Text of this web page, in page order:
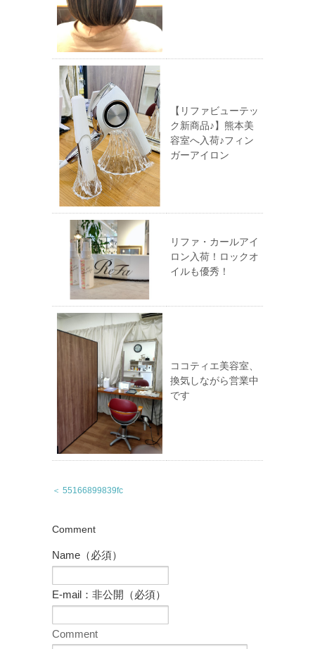
【リファビューテッ
ク新商品♪】熊本美
容室へ入荷♪フィン
ガーアイロン
リファ・カールアイ
ロン入荷！ロックオ
イルも優秀！
ココティエ美容室、
換気しながら営業中
です
＜ 55166899839fc
Comment
Name（必須）
E-mail：非公開（必須）
Comment